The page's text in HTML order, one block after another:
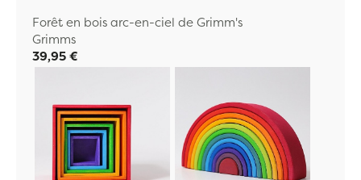
Forêt en bois arc-en-ciel de Grimm's
Grimms
39,95 €